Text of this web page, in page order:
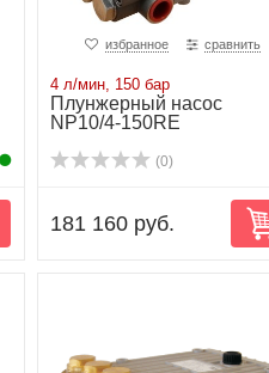
избранное сравнить
4 л/мин, 150 бар
Плунжерный насос
NP10/4-150RE
(0)
181 160 руб.